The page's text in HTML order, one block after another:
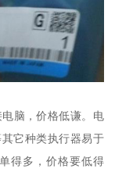
脑，价格低谦。电
它种类执行器易于
得多，价格要低得